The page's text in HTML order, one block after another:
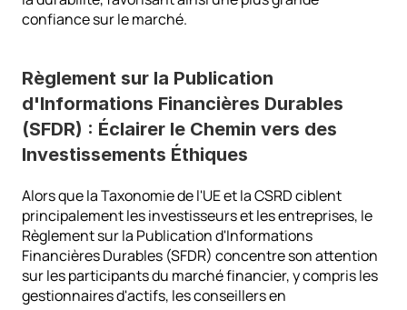
confiance sur le marché.
Règlement sur la Publication
d'Informations Financières Durables
(SFDR) : Éclairer le Chemin vers des
Investissements Éthiques
Alors que la Taxonomie de l'UE et la CSRD ciblent
principalement les investisseurs et les entreprises, le
Règlement sur la Publication d'Informations
Financières Durables (SFDR) concentre son attention
sur les participants du marché financier, y compris les
gestionnaires d'actifs, les conseillers en